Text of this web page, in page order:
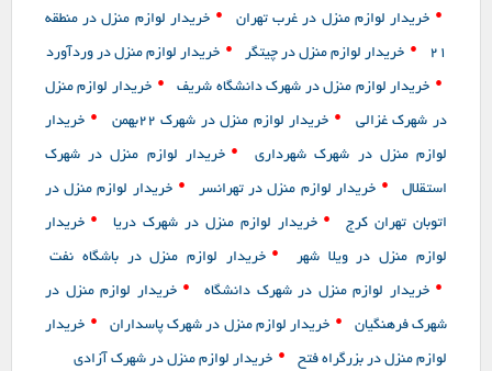
• خریدار لوازم منزل در غرب تهران • خریدار لوازم منزل در منطقه
21
• خریدار لوازم منزل در چیتگر • خریدار لوازم منزل در وردآورد
• خریدار لوازم منزل در شهرک دانشگاه شریف • خریدار لوازم منزل
در شهرک غزالی • خریدار لوازم منزل در شهرک ۲۲بهمن • خریدار
لوازم منزل در شهرک شهرداری • خریدار لوازم منزل در شهرک
استقلال • خریدار لوازم منزل در تهرانسر • خریدار لوازم منزل در
اتوبان تهران کرج • خریدار لوازم منزل در شهرک دریا • خریدار
لوازم منزل در ویلا شهر • خریدار لوازم منزل در باشگاه نفت
• خریدار لوازم منزل در شهرک دانشگاه • خریدار لوازم منزل در
شهرک فرهنگیان • خریدار لوازم منزل در شهرک پاسداران • خریدار
لوازم منزل در بزرگراه فتح • خریدار لوازم منزل در شهرک آزادی